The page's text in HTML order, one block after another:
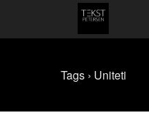
Tags › Uniteti